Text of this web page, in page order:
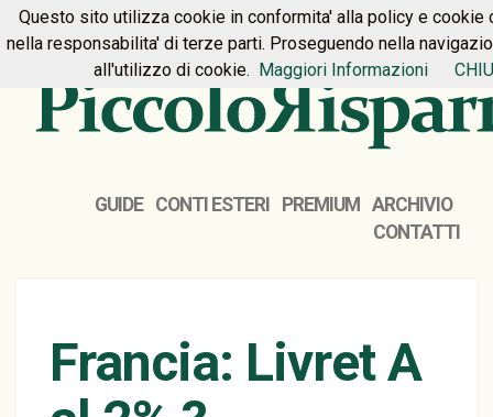
HOME PREMIUM CONTATTI
GUIDE CONTI ESTERI PREMIUM
ARCHIVIO
CONTATTI
Francia: Livret A
Questo sito utilizza cookie in conformita' alla policy e cookie
nella responsabilita' di terze parti. Proseguendo nella
all'utilizzo di cookie. Maggiori Informazioni